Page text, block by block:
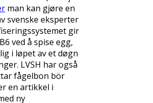
man kan gjøre en
svenske eksperter
gir
ved å spise egg,
i løpet av et døgn
LVSH har også
fågelbon bör
en artikkel i
ny